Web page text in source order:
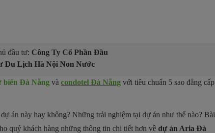
đầu tư: Công Ty Cổ Phần Đầu
Du Lịch Hà Nội Non Nước
biển Đà Nẵng và condotel Đà Nẵng với tiêu chuẩn 5 sao đẳng cấp
án này hay không? Những trải nghiệm tại dự án như thế nào? Bài
quý khách hàng những thông tin chi tiết hơn về dự án Aria Đà